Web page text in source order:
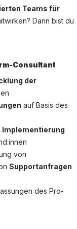
Teams für
Dann bist du
Consultant
der
auf Basis des
Implementierung
von
Supportanfragen
des Pro-